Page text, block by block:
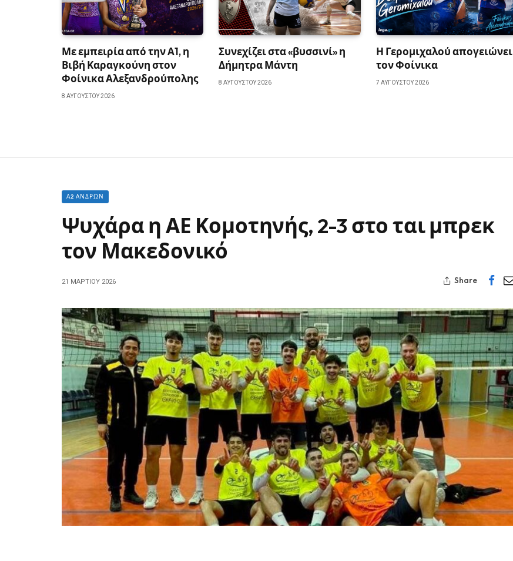
Με εμπειρία από την Α1, η
Βιβή Καραγκούνη στον
Φοίνικα Αλεξανδρούπολης
8 ΑΥΓΟΎΣΤΟΥ 2026
Συνεχίζει στα «βυσσινί» η
Δήμητρα Μάντη
8 ΑΥΓΟΎΣΤΟΥ 2026
Η Γερομιχαλού απογειώνει
τον Φοίνικα
7 ΑΥΓΟΎΣΤΟΥ 2026
Α2 ΑΝΔΡΏΝ
Ψυχάρα η ΑΕ Κομοτηνής, 2-3 στο ται μπρεκ
τον Μακεδονικό
21 ΜΑΡΤΊΟΥ 2026 Share